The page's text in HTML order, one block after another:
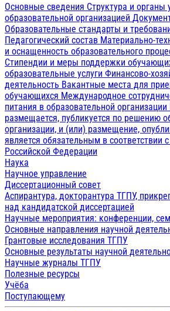
Основные сведения Структура и органы
образовательной организацией
Образовательные стандарты и
Педагогический состав Материально-
и оснащенность образовательного
Стипендии и меры поддержки
образовательные услуги Финансово-
деятельность Вакантные места для
обучающихся Международное
питания в образовательной организации
размещается, публикуется по решению
организации, и (или) размещение,
является обязательным в соответствии
Российской Федерации
Наука
Научное управление
Диссертационный совет
Аспирантура, докторантура ТГПУ,
над кандидатской диссертацией
Научные мероприятия: конференции,
Основные направления научной
Грантовые исследования ТГПУ
Основные результаты научной
Научные журналы ТГПУ
Полезные ресурсы
Учёба
Поступающему